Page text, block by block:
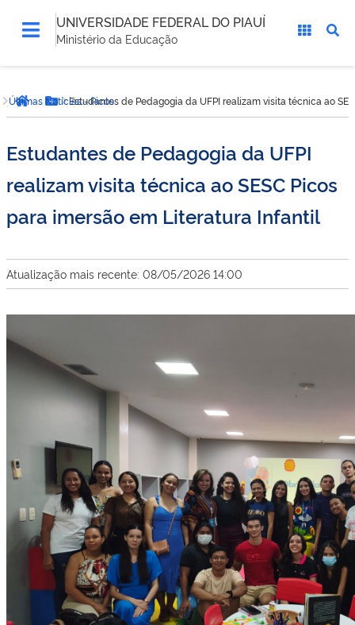
UNIVERSIDADE FEDERAL DO PIAUÍ
Ministério da Educação
está
aqui:Página inicial
Botão Menu
Últimas Notícias - PicosEstudantes de Pedagogia da UFPI realizam visita técnica ao
Estudantes de Pedagogia da UFPI
realizam visita técnica ao SESC Picos
para imersão em Literatura Infantil
Atualização mais recente: 08/05/2026 14:00